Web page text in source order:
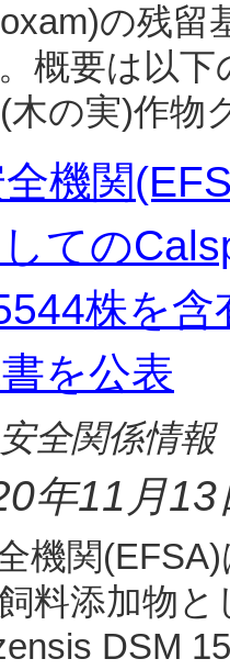
の残留
概要は以
の実)作物
機関
ての
株を
を公表
全関係情報
年11月13
機関
料添加物
DSM